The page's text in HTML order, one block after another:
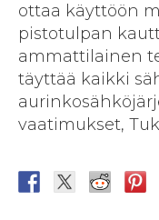
ottaa käyttöön
pistotulpan
ammattilainen
täyttää kaikki
vaatimukset,